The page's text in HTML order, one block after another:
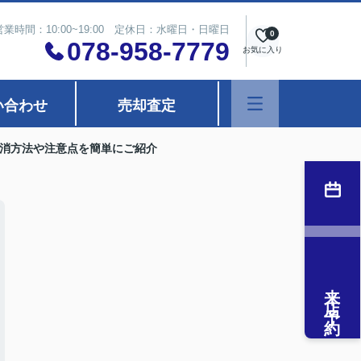
業時間：10:00~19:00 定休日：水曜日・日曜日
078-958-7779 お気に入り
0
合わせ 売却査定
方法や注意点を簡単にご紹介
来店予約